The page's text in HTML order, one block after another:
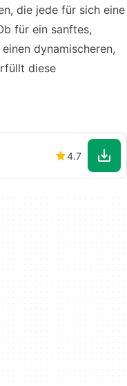
die jede für sich eine
für ein sanftes,
dynamischeren,
diese
4.7